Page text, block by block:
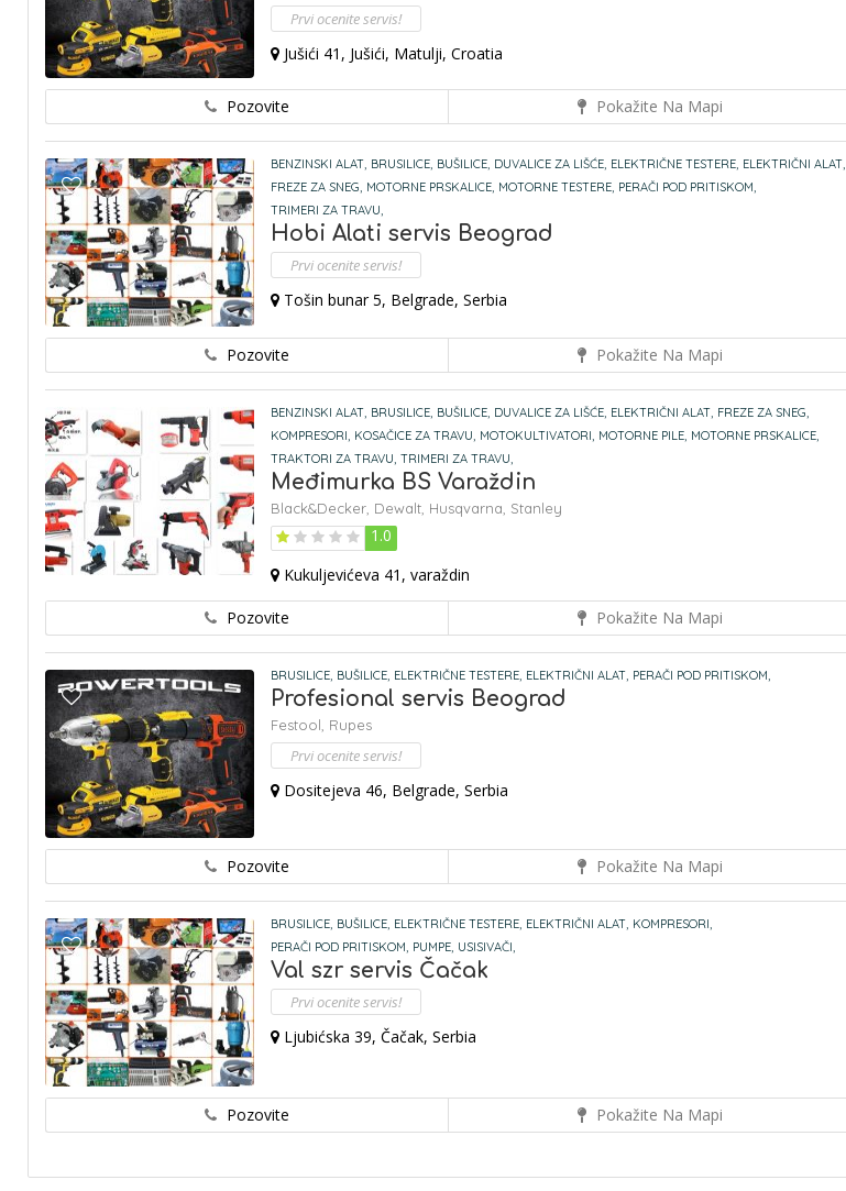
Prvi ocenite servis!
Jušići 41, Jušići, Matulji, Croatia
Pozovite Pokažite Na Mapi
BENZINSKI ALAT, BRUSILICE, BUŠILICE, DUVALICE ZA LIŠĆE, ELEKTRIČNE TESTERE, ELEKTRIČNI ALAT,
FREZE ZA SNEG, MOTORNE PRSKALICE, MOTORNE TESTERE, PERAČI POD PRITISKOM,
TRIMERI ZA TRAVU,
Hobi Alati servis Beograd
Prvi ocenite servis!
Tošin bunar 5, Belgrade, Serbia
Pozovite Pokažite Na Mapi
BENZINSKI ALAT, BRUSILICE, BUŠILICE, DUVALICE ZA LIŠĆE, ELEKTRIČNI ALAT, FREZE ZA SNEG,
KOMPRESORI, KOSAČICE ZA TRAVU, MOTOKULTIVATORI, MOTORNE PILE, MOTORNE PRSKALICE,
TRAKTORI ZA TRAVU, TRIMERI ZA TRAVU,
Međimurka BS Varaždin
Black&Decker, Dewalt, Husqvarna, Stanley
1.0
Kukuljevićeva 41, varaždin
Pozovite Pokažite Na Mapi
BRUSILICE, BUŠILICE, ELEKTRIČNE TESTERE, ELEKTRIČNI ALAT, PERAČI POD PRITISKOM,
Profesional servis Beograd
Festool, Rupes
Prvi ocenite servis!
Dositejeva 46, Belgrade, Serbia
Pozovite Pokažite Na Mapi
BRUSILICE, BUŠILICE, ELEKTRIČNE TESTERE, ELEKTRIČNI ALAT, KOMPRESORI,
PERAČI POD PRITISKOM, PUMPE, USISIVAČI,
Val szr servis Čačak
Prvi ocenite servis!
Ljubićska 39, Čačak, Serbia
Pozovite Pokažite Na Mapi